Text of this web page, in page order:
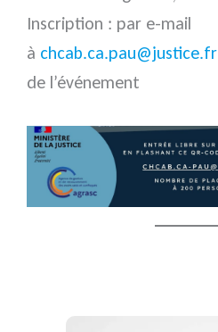
Inscription : par e-mail
à chcab.ca.pau@justice.fr
de l’événement